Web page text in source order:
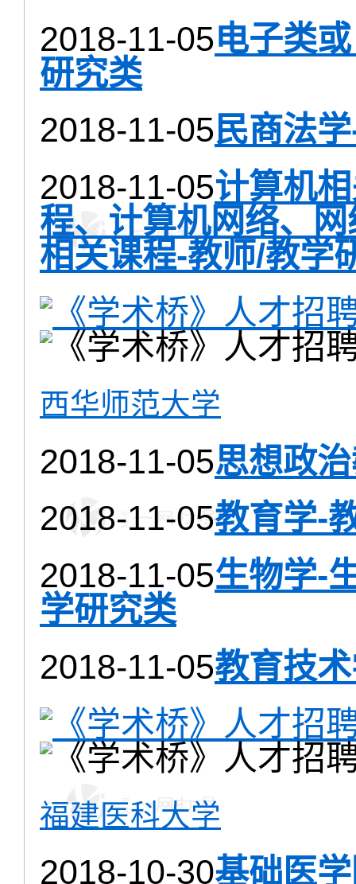
2018-11-05电子类
研究类
2018-11-05民商法
2018-11-05计算机
程、计算机网络、
相关课程-教师/教学
西华师范大学
2018-11-05思想政
2018-11-05教育学-
2018-11-05生物学-
学研究类
2018-11-05教育技
福建医科大学
2018-10-30基础医